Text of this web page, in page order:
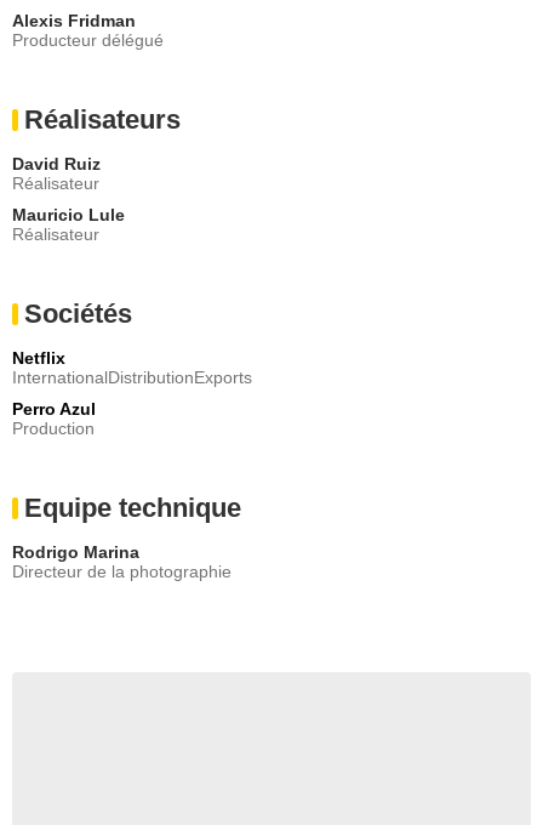
Alexis Fridman
Producteur délégué
Réalisateurs
David Ruiz
Réalisateur
Mauricio Lule
Réalisateur
Sociétés
Netflix
InternationalDistributionExports
Perro Azul
Production
Equipe technique
Rodrigo Marina
Directeur de la photographie